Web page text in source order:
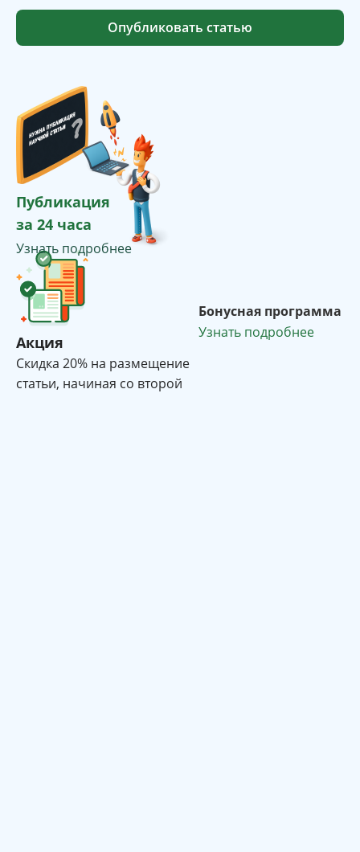
Опубликовать статью
Публикация
за 24 часа
Узнать подробнее
Акция
Cкидка 20% на размещение
статьи, начиная со второй
Бонусная программа
Узнать подробнее